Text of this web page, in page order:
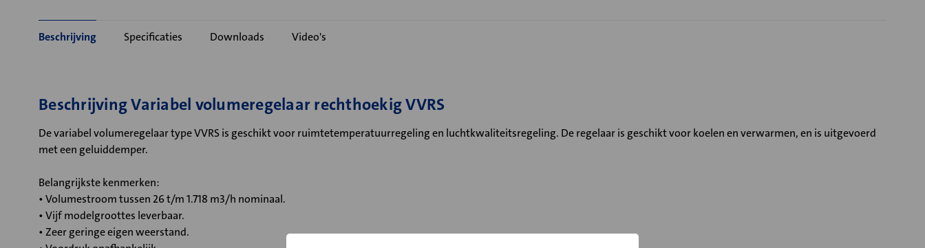
Beschrijving Specificaties Downloads Video's
Beschrijving Variabel volumeregelaar rechthoekig VVRS
De variabel volumeregelaar type VVRS is geschikt voor ruimtetemperatuurregeling en luchtkwaliteitsregeling. De regelaar is geschikt voor koelen en verwarmen, en is uitgevoerd
met een geluiddemper.
Belangrijkste kenmerken:
• Volumestroom tussen 26 t/m 1.718 m3/h nominaal.
• Vijf modelgroottes leverbaar.
• Zeer geringe eigen weerstand.